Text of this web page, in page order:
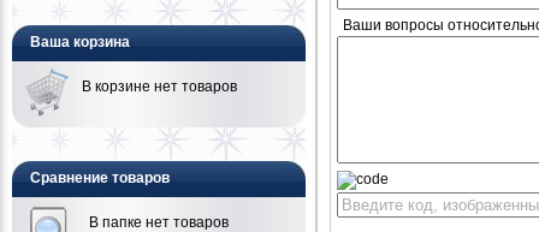
Ваша корзина
В корзине нет товаров
Сравнение товаров
В папке нет товаров
Ваши вопросы